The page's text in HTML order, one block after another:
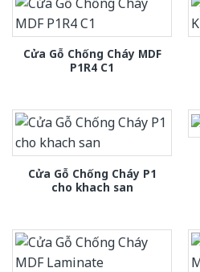
Cửa Gỗ Chống Cháy MDF
P1R4 C1
Cửa Gỗ Chống Cháy P1
cho khach san